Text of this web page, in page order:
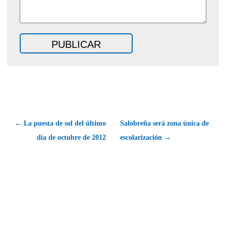
← La puesta de sol del último
día de octubre de 2012
Salobreña será zona única de
escolarización →